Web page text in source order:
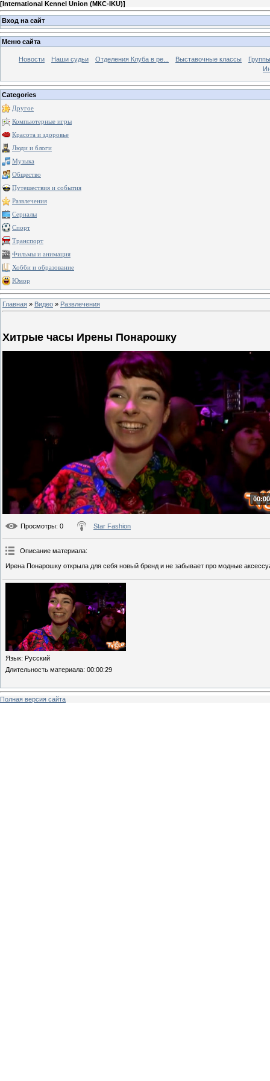
[International Kennel Union (МКС-IKU)]
Вход на сайт
Меню сайта
Новости Наши судьи Отделения Клуба в ре... Выставочные классы
Categories
Другое
Компьютерные игры
Красота и здоровье
Люди и блоги
Музыка
Общество
Путешествия и события
Развлечения
Сериалы
Спорт
Транспорт
Фильмы и анимация
Хобби и образование
Юмор
Главная » Видео » Развлечения
Хитрые часы Ирены Понарошку
Просмотры: 0 Star Fashion
Описание материала:
Ирена Понарошку открыла для себя новый бренд и не забывает про модные
Язык: Русский
Длительность материала: 00:00:29
Полная версия сайта